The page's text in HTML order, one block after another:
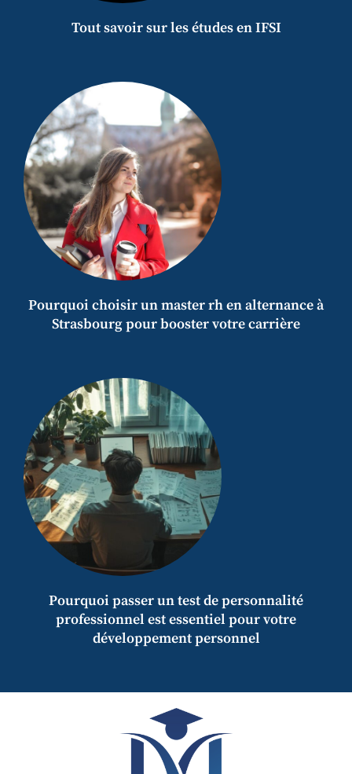
Tout savoir sur les études en IFSI
Pourquoi choisir un master rh en alternance à
Strasbourg pour booster votre carrière
Pourquoi passer un test de personnalité
professionnel est essentiel pour votre
développement personnel